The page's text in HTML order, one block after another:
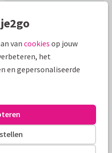
met twee leuke beren en
wens aan te passen
van cookies op jouw
het
en gepersonaliseerde